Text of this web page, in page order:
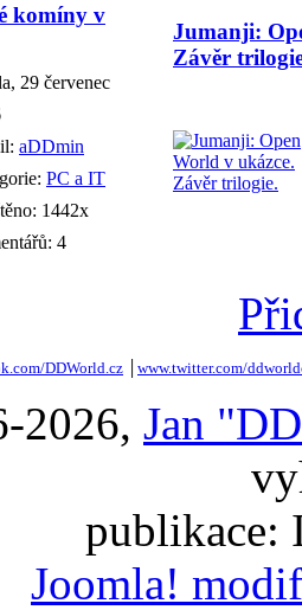
komíny v
29 červenec
aDDmin
PC a IT
1442x
4
Jumanji:
Závěr
DDWorld.cz www.twitter.com/
2026, Jan
publikace:
Joomla!